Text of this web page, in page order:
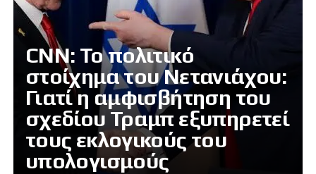
CNN: Το πολιτικό
στοίχημα του Νετανιάχου:
Γιατί η αμφισβήτηση του
σχεδίου Τραμπ εξυπηρετεί
τους εκλογικούς του
υπολογισμούς